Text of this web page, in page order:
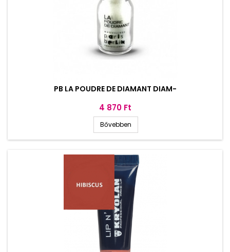
PB LA POUDRE DE DIAMANT DIAM-
Ár
4 870 Ft
Bővebben